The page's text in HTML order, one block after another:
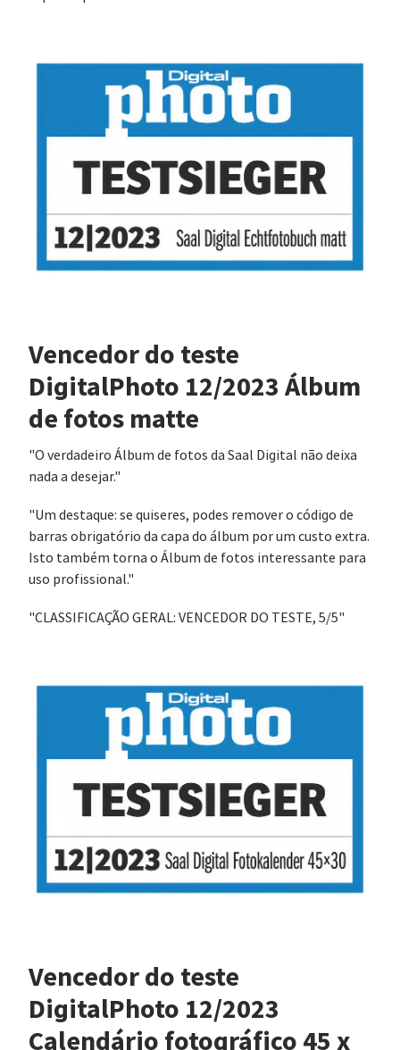
Vencedor do teste
DigitalPhoto 12/2023 Álbum
de fotos matte
"O verdadeiro Álbum de fotos da Saal Digital não deixa
nada a desejar."
"Um destaque: se quiseres, podes remover o código de
barras obrigatório da capa do álbum por um custo extra.
Isto também torna o Álbum de fotos interessante para
uso profissional."
"CLASSIFICAÇÃO GERAL: VENCEDOR DO TESTE, 5/5"
Vencedor do teste
DigitalPhoto 12/2023
Calendário fotográfico 45 x